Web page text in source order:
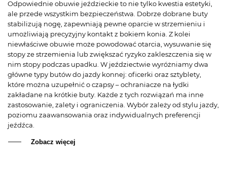
Odpowiednie obuwie jeździeckie to nie tylko kwestia estetyki,
ale przede wszystkim bezpieczeństwa. Dobrze dobrane buty
stabilizują nogę, zapewniają pewne oparcie w strzemieniu i
umożliwiają precyzyjny kontakt z bokiem konia. Z kolei
niewłaściwe obuwie może powodować otarcia, wysuwanie się
stopy ze strzemienia lub zwiększać ryzyko zakleszczenia się w
nim stopy podczas upadku. W jeździectwie wyróżniamy dwa
główne typy butów do jazdy konnej: oficerki oraz sztyblety,
które można uzupełnić o czapsy – ochraniacze na łydki
zakładane na krótkie buty. Każde z tych rozwiązań ma inne
zastosowanie, zalety i ograniczenia. Wybór zależy od stylu jazdy,
poziomu zaawansowania oraz indywidualnych preferencji
jeźdźca.
Zobacz więcej